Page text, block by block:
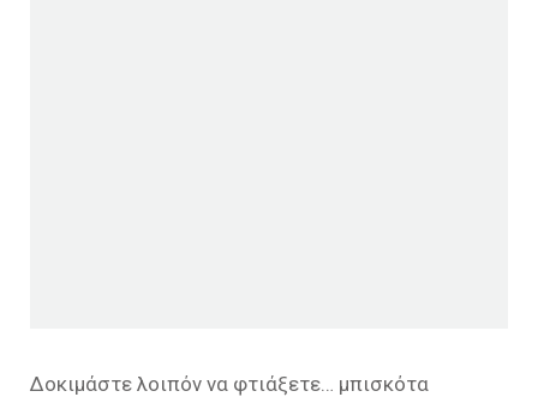
Δοκιμάστε λοιπόν να φτιάξετε… μπισκότα